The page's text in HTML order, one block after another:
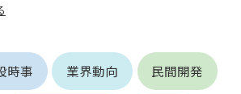
時事 業界動向 民間開発
者の財産、プライバシー等を侵害する行